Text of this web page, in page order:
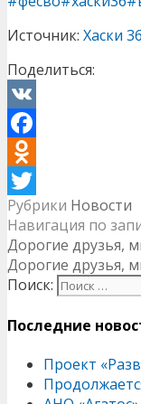
Источник: Хаски
Поделиться:
VK
Facebook
Odnoklassniki
Twitter
Рубрики Новости
Навигация по
Дорогие друзья,
Дорогие друзья,
Поиск:
Последние
Проект